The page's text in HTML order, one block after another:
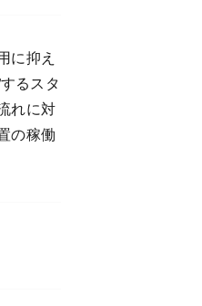
に抑え
るスタ
れに対
の稼働